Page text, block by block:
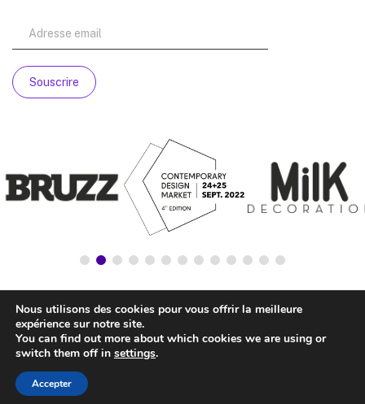
© NATIONALSTORE —
Nous utilisons des cookies pour vous offrir la meilleure
expérience sur notre site.
You can find out more about which cookies we are using or
switch them off in settings.
Accepter